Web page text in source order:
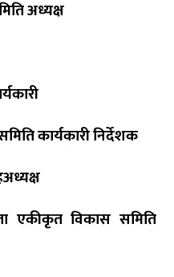
अध्यक्ष
कार्यकारी निर्देशक
एकीकृत विकास समिति